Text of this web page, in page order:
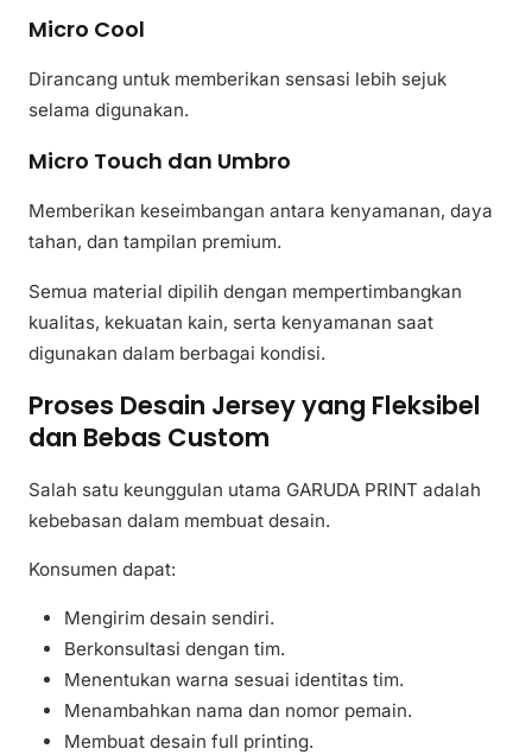
Micro Cool
Dirancang untuk memberikan sensasi lebih sejuk
selama digunakan.
Micro Touch dan Umbro
Memberikan keseimbangan antara kenyamanan, daya
tahan, dan tampilan premium.
Semua material dipilih dengan mempertimbangkan
kualitas, kekuatan kain, serta kenyamanan saat
digunakan dalam berbagai kondisi.
Proses Desain Jersey yang Fleksibel
dan Bebas Custom
Salah satu keunggulan utama GARUDA PRINT adalah
kebebasan dalam membuat desain.
Konsumen dapat:
Mengirim desain sendiri.
Berkonsultasi dengan tim.
Menentukan warna sesuai identitas tim.
Menambahkan nama dan nomor pemain.
Membuat desain full printing.